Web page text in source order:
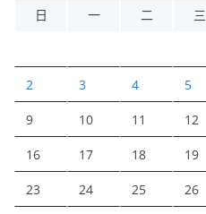
日
一 二 三
2 3 4 5
9 10 11 12
16 17 18 19
23 24 25 26